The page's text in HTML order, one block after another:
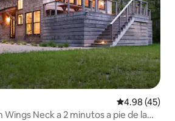
Calificación
4.98 (45)
Neck a 2 minutos a pie de la